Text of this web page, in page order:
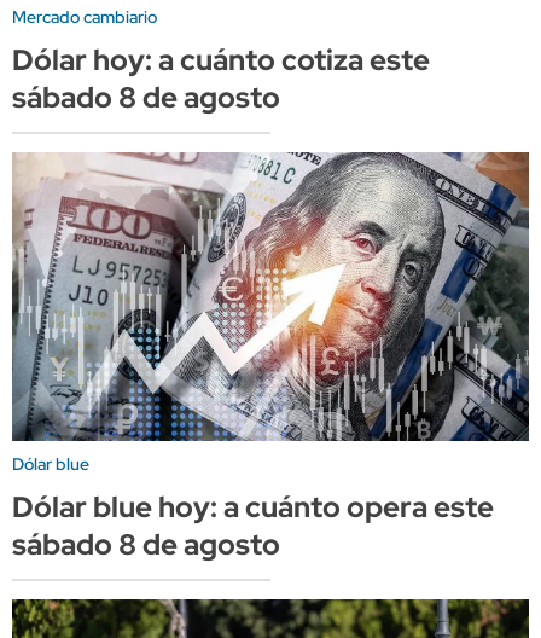
Mercado cambiario
Dólar hoy: a cuánto cotiza este
sábado 8 de agosto
Dólar blue
Dólar blue hoy: a cuánto opera este
sábado 8 de agosto